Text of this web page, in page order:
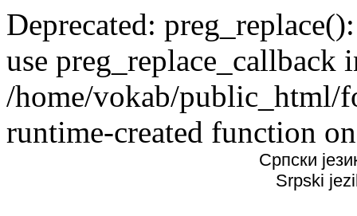
Deprecated:
use preg_replace_callback
/home/vokab/public_html/
runtime-created function
Српски
Srpski